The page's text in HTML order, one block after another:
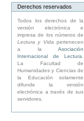
Derechos reservados
Todos los derechos de la
versión electrónica e
impresa de los números de
Lectura y Vida pertenecen
a la Asociación
Internacional de Lectura
La Facultad de
Humanidades y Ciencias de
la Educación solamente
difunde la versión
electrónica a través de sus
servidores.